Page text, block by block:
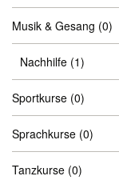
Musik & Gesang (0)
Nachhilfe (1)
Sportkurse (0)
Sprachkurse (0)
Tanzkurse (0)